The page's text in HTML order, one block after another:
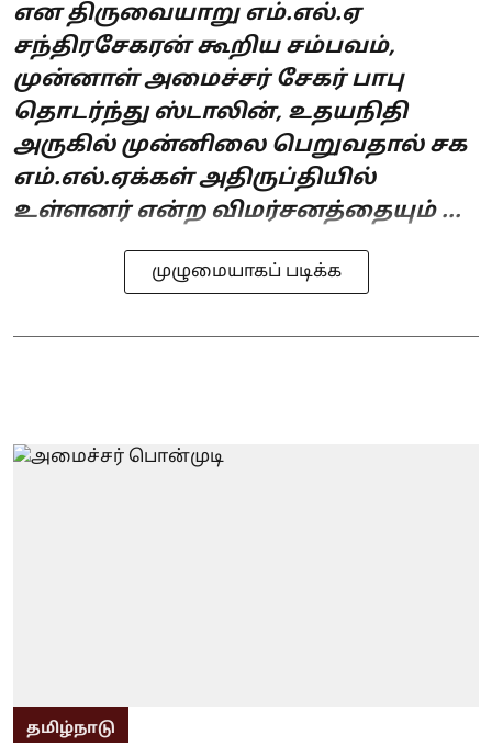
என திருவையாறு எம்.எல்.ஏ
சந்திரசேகரன் கூறிய சம்பவம்,
முன்னாள் அமைச்சர் சேகர் பாபு
தொடர்ந்து ஸ்டாலின், உதயநிதி
அருகில் முன்னிலை பெறுவதால் சக
எம்.எல்.ஏக்கள் அதிருப்தியில்
உள்ளனர் என்ற விமர்சனத்தையும் ...
முழுமையாகப் படிக்க
தமிழ்நாடு